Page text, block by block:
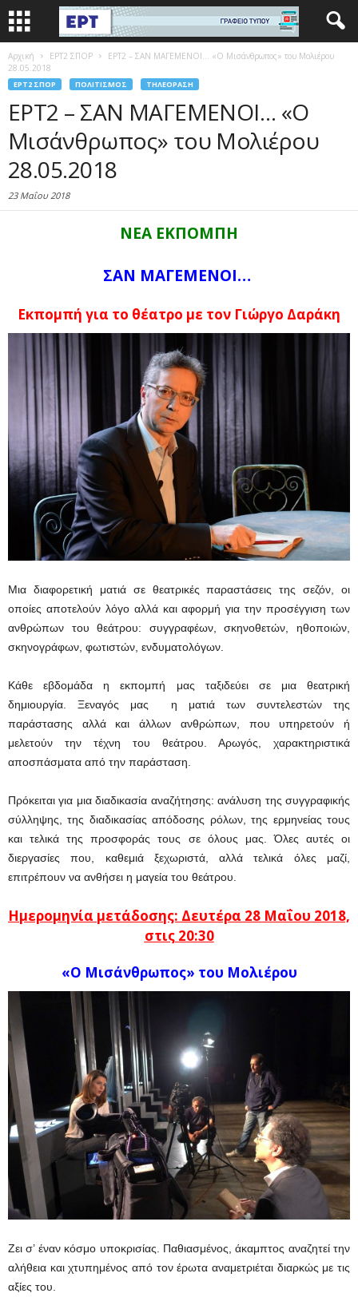
Αρχική EΡΤ2 ΣΠΟΡ
ΕΡΤ2 – ΣΑΝ ΜΑΓΕΜΕΝΟΙ… «Ο Μισάνθρωπος» του Μολιέρου
28.05.2018
EΡΤ2 ΣΠΟΡ ΠΟΛΙΤΙΣΜΌΣ ΤΗΛΕΌΡΑΣΗ
ΕΡΤ2 – ΣΑΝ ΜΑΓΕΜΕΝΟΙ… «Ο
Μισάνθρωπος» του Μολιέρου
28.05.2018
23 Μαΐου 2018
ΝΕΑ ΕΚΠΟΜΠΗ
ΣΑΝ ΜΑΓΕΜΕΝΟΙ…
Εκπομπή για το θέατρο με τον Γιώργο Δαράκη
Μια διαφορετική ματιά σε θεατρικές παραστάσεις της σεζόν, οι
οποίες αποτελούν λόγο αλλά και αφορμή για την προσέγγιση των
ανθρώπων του θεάτρου: συγγραφέων, σκηνοθετών, ηθοποιών,
σκηνογράφων, φωτιστών, ενδυματολόγων.
Κάθε εβδομάδα η εκπομπή μας ταξιδεύει σε μια θεατρική
δημιουργία. Ξεναγός μας η ματιά των συντελεστών της
παράστασης αλλά και άλλων ανθρώπων, που υπηρετούν ή
μελετούν την τέχνη του θεάτρου. Αρωγός, χαρακτηριστικά
αποσπάσματα από την παράσταση.
Πρόκειται για μια διαδικασία αναζήτησης: ανάλυση της συγγραφικής
σύλληψης, της διαδικασίας απόδοσης ρόλων, της ερμηνείας τους
και τελικά της προσφοράς τους σε όλους μας. Όλες αυτές οι
διεργασίες που, καθεμιά ξεχωριστά, αλλά τελικά όλες μαζί,
επιτρέπουν να ανθήσει η μαγεία του θεάτρου.
Ημερομηνία μετάδοσης: Δευτέρα 28 Μαΐου 2018,
στις 20:30
«Ο Μισάνθρωπος» του Μολιέρου
Ζει σ’ έναν κόσμο υποκρισίας. Παθιασμένος, άκαμπτος αναζητεί την
αλήθεια και χτυπημένος από τον έρωτα αναμετριέται διαρκώς με τις
αξίες του.